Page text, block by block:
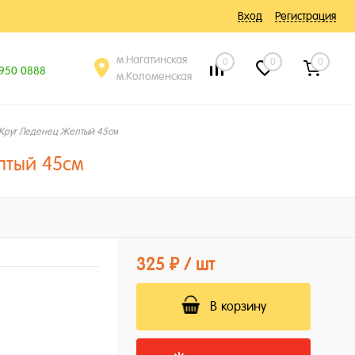
Вход Регистрация
0888
м.Нагатинская
м.Коломенская
0 0 0
Леденец Желтый 45см
45см
325 ₽ / шт
В корзину